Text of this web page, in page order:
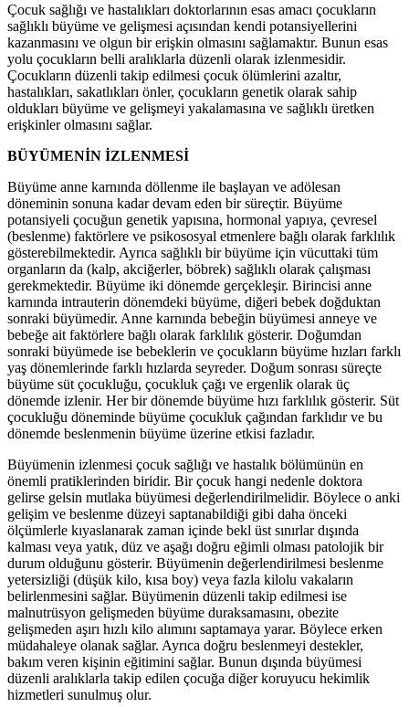
Çocuk sağlığı ve hastalıkları doktorlarının esas amacı çocukların
sağlıklı büyüme ve gelişmesi açısından kendi potansiyellerini
kazanmasını ve olgun bir erişkin olmasını sağlamaktır. Bunun esas
yolu çocukların belli aralıklarla düzenli olarak izlenmesidir.
Çocukların düzenli takip edilmesi çocuk ölümlerini azaltır,
hastalıkları, sakatlıkları önler, çocukların genetik olarak sahip
oldukları büyüme ve gelişmeyi yakalamasına ve sağlıklı üretken
erişkinler olmasını sağlar.
BÜYÜMENİN İZLENMESİ
Büyüme anne karnında döllenme ile başlayan ve adölesan
döneminin sonuna kadar devam eden bir süreçtir. Büyüme
potansiyeli çocuğun genetik yapısına, hormonal yapıya, çevresel
(beslenme) faktörlere ve psikososyal etmenlere bağlı olarak farklılık
gösterebilmektedir. Ayrıca sağlıklı bir büyüme için vücuttaki tüm
organların da (kalp, akciğerler, böbrek) sağlıklı olarak çalışması
gerekmektedir. Büyüme iki dönemde gerçekleşir. Birincisi anne
karnında intrauterin dönemdeki büyüme, diğeri bebek doğduktan
sonraki büyümedir. Anne karnında bebeğin büyümesi anneye ve
bebeğe ait faktörlere bağlı olarak farklılık gösterir. Doğumdan
sonraki büyümede ise bebeklerin ve çocukların büyüme hızları farklı
yaş dönemlerinde farklı hızlarda seyreder. Doğum sonrası süreçte
büyüme süt çocukluğu, çocukluk çağı ve ergenlik olarak üç
dönemde izlenir. Her bir dönemde büyüme hızı farklılık gösterir. Süt
çocukluğu döneminde büyüme çocukluk çağından farklıdır ve bu
dönemde beslenmenin büyüme üzerine etkisi fazladır.
Büyümenin izlenmesi çocuk sağlığı ve hastalık bölümünün en
önemli pratiklerinden biridir. Bir çocuk hangi nedenle doktora
gelirse gelsin mutlaka büyümesi değerlendirilmelidir. Böylece o anki
gelişim ve beslenme düzeyi saptanabildiği gibi daha önceki
ölçümlerle kıyaslanarak zaman içinde bekl üst sınırlar dışında
kalması veya yatık, düz ve aşağı doğru eğimli olması patolojik bir
durum olduğunu gösterir. Büyümenin değerlendirilmesi beslenme
yetersizliği (düşük kilo, kısa boy) veya fazla kilolu vakaların
belirlenmesini sağlar. Büyümenin düzenli takip edilmesi ise
malnutrüsyon gelişmeden büyüme duraksamasını, obezite
gelişmeden aşırı hızlı kilo alımını saptamaya yarar. Böylece erken
müdahaleye olanak sağlar. Ayrıca doğru beslenmeyi destekler,
bakım veren kişinin eğitimini sağlar. Bunun dışında büyümesi
düzenli aralıklarla takip edilen çocuğa diğer koruyucu hekimlik
hizmetleri sunulmuş olur.